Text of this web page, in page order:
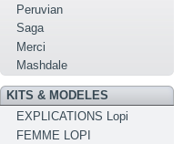
Peruvian
Saga
Merci
Mashdale
KITS & MODELES
EXPLICATIONS Lopi
FEMME LOPI